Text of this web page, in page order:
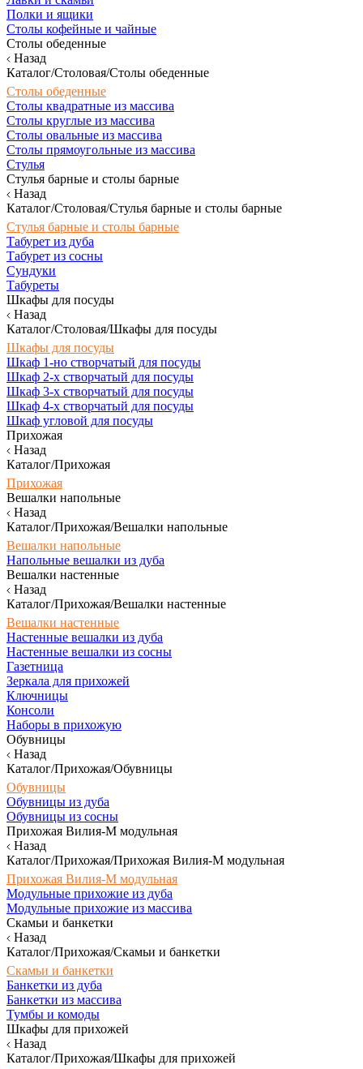
Полки и ящики
Столы кофейные и чайные
Столы обеденные
Назад
Каталог/Столовая/Столы обеденные
Столы обеденные
Столы квадратные из массива
Столы круглые из массива
Столы овальные из массива
Столы прямоугольные из массива
Стулья
Стулья барные и столы барные
Назад
Каталог/Столовая/Стулья барные и столы барные
Стулья барные и столы барные
Табурет из дуба
Табурет из сосны
Сундуки
Табуреты
Шкафы для посуды
Назад
Каталог/Столовая/Шкафы для посуды
Шкафы для посуды
Шкаф 1-но створчатый для посуды
Шкаф 2-х створчатый для посуды
Шкаф 3-х створчатый для посуды
Шкаф 4-х створчатый для посуды
Шкаф угловой для посуды
Прихожая
Назад
Каталог/Прихожая
Прихожая
Вешалки напольные
Назад
Каталог/Прихожая/Вешалки напольные
Вешалки напольные
Напольные вешалки из дуба
Вешалки настенные
Назад
Каталог/Прихожая/Вешалки настенные
Вешалки настенные
Настенные вешалки из дуба
Настенные вешалки из сосны
Газетница
Зеркала для прихожей
Ключницы
Консоли
Наборы в прихожую
Обувницы
Назад
Каталог/Прихожая/Обувницы
Обувницы
Обувницы из дуба
Обувницы из сосны
Прихожая Вилия-М модульная
Назад
Каталог/Прихожая/Прихожая Вилия-М модульная
Прихожая Вилия-М модульная
Модульные прихожие из дуба
Модульные прихожие из массива
Скамьи и банкетки
Назад
Каталог/Прихожая/Скамьи и банкетки
Скамьи и банкетки
Банкетки из дуба
Банкетки из массива
Тумбы и комоды
Шкафы для прихожей
Назад
Каталог/Прихожая/Шкафы для прихожей